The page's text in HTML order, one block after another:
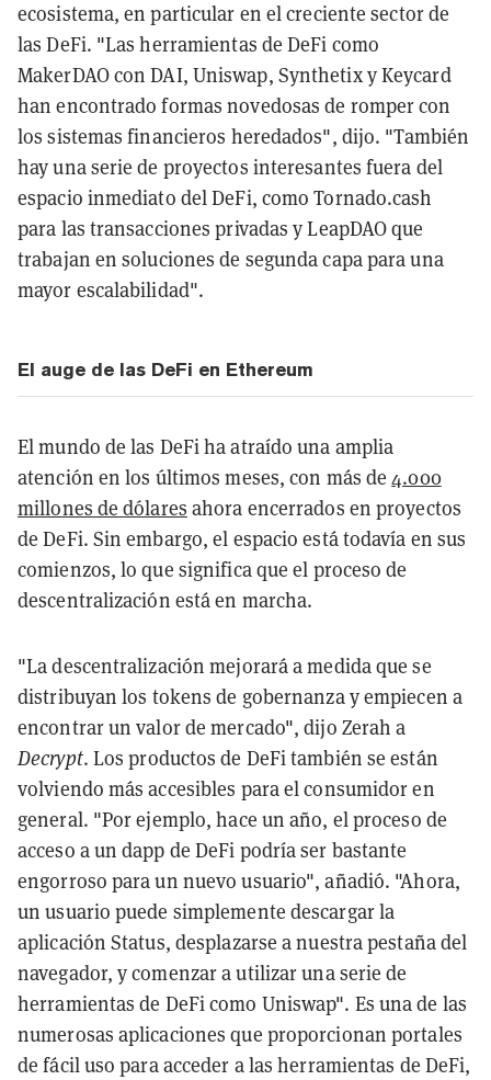
ecosistema, en particular en el creciente sector de
las DeFi. "Las herramientas de DeFi como
MakerDAO con DAI, Uniswap, Synthetix y Keycard
han encontrado formas novedosas de romper con
los sistemas financieros heredados", dijo. "También
hay una serie de proyectos interesantes fuera del
espacio inmediato del DeFi, como Tornado.cash
para las transacciones privadas y LeapDAO que
trabajan en soluciones de segunda capa para una
mayor escalabilidad".
El auge de las DeFi en Ethereum
El mundo de las DeFi ha atraído una amplia
atención en los últimos meses, con más de4.000
millones de dólares ahora encerrados en proyectos
de DeFi. Sin embargo, el espacio está todavía en sus
comienzos, lo que significa que el proceso de
descentralización está en marcha.
"La descentralización mejorará a medida que se
distribuyan los tokens de gobernanza y empiecen a
encontrar un valor de mercado", dijo Zerah a
Decrypt. Los productos de DeFi también se están
volviendo más accesibles para el consumidor en
general. "Por ejemplo, hace un año, el proceso de
acceso a un dapp de DeFi podría ser bastante
engorroso para un nuevo usuario", añadió. "Ahora,
un usuario puede simplemente descargar la
aplicación Status, desplazarse a nuestra pestaña del
navegador, y comenzar a utilizar una serie de
herramientas de DeFi como Uniswap". Es una de las
numerosas aplicaciones que proporcionan portales
de fácil uso para acceder a las herramientas de DeFi,